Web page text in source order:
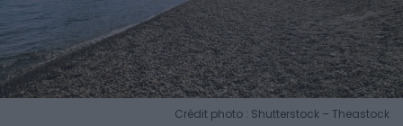
Crédit photo : Shutterstock – Theastock